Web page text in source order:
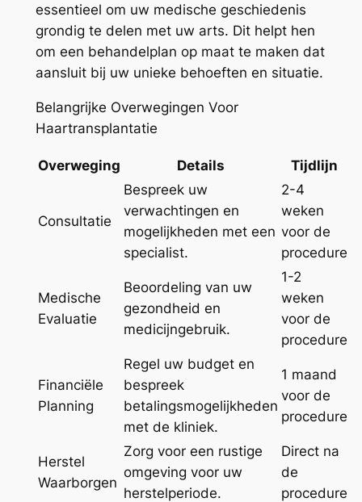
essentieel om uw medische geschiedenis
grondig te delen met uw arts. Dit helpt hen
om een behandelplan op maat te maken dat
aansluit bij uw unieke behoeften en situatie.
Belangrijke Overwegingen Voor
Haartransplantatie
Overweging Details Tijdlijn
Consultatie
Bespreek uw
verwachtingen en
mogelijkheden met een
specialist.
2-4
weken
voor de
procedure
Medische
Evaluatie
Beoordeling van uw
gezondheid en
medicijngebruik.
1-2
weken
voor de
procedure
Financiële
Planning
Regel uw budget en
bespreek
betalingsmogelijkheden
met de kliniek.
1 maand
voor de
procedure
Herstel
Waarborgen
Zorg voor een rustige
omgeving voor uw
herstelperiode.
Direct na
de
procedure